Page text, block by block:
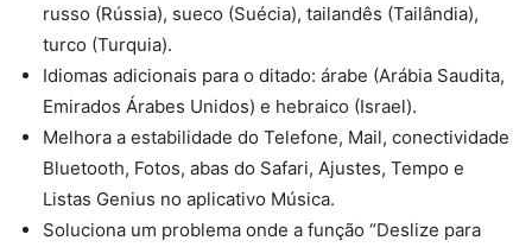
russo (Rússia), sueco (Suécia), tailandês (Tailândia),
turco (Turquia).
Idiomas adicionais para o ditado: árabe (Arábia Saudita,
Emirados Árabes Unidos) e hebraico (Israel).
Melhora a estabilidade do Telefone, Mail, conectividade
Bluetooth, Fotos, abas do Safari, Ajustes, Tempo e
Listas Genius no aplicativo Música.
Soluciona um problema onde a função “Deslize para